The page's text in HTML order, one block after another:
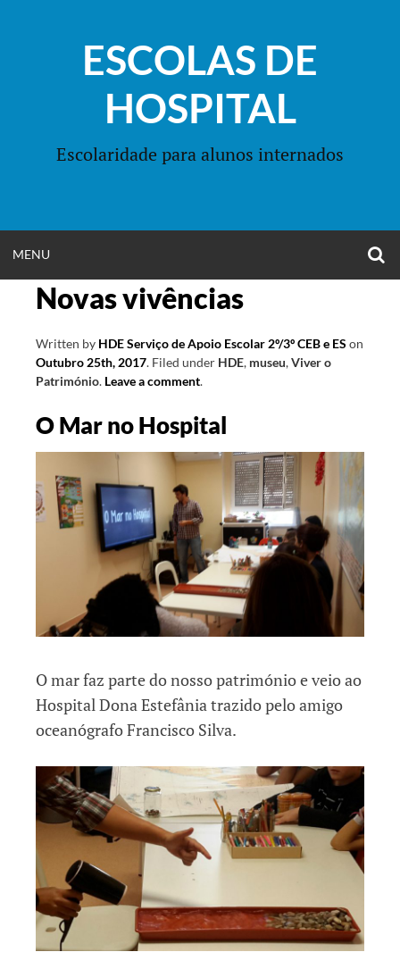
ESCOLAS DE
HOSPITAL
Escolaridade para alunos internados
MENU
MENU
Novas vivências
Written by HDE Serviço de Apoio Escolar 2º/3º CEB e ES on
Outubro 25th, 2017. Filed under HDE, museu,Viver o
Património. Leave a comment.
O Mar no Hospital
O mar faz parte do nosso património e veio ao
Hospital Dona Estefânia trazido pelo amigo
oceanógrafo Francisco Silva.